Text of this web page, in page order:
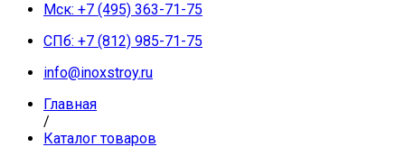
Мск: +7 (495) 363-71-75
СПб: +7 (812) 985-71-75
info@inoxstroy.ru
Главная
/
Каталог товаров